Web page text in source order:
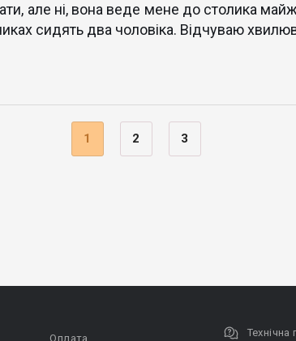
але ні, вона веде мене до столика
сидять два чоловіка. Відчуваю
1 2 3
Оплата Технічна